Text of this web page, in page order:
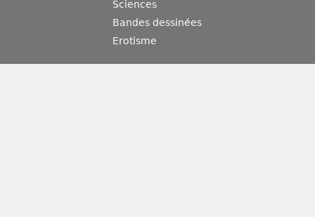
Sciences
Bandes dessinées
Erotisme